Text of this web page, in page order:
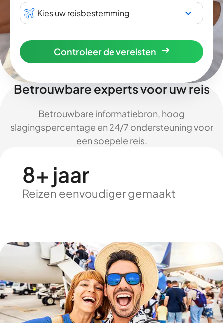
Kies uw reisbestemming
Controleer de vereisten
Betrouwbare experts voor uw reis
Betrouwbare informatiebron, hoog
slagingspercentage en 24/7 ondersteuning voor
een soepele reis.
8+ jaar
Reizen eenvoudiger gemaakt